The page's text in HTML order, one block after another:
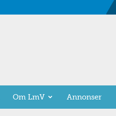
Om LmV Annonser